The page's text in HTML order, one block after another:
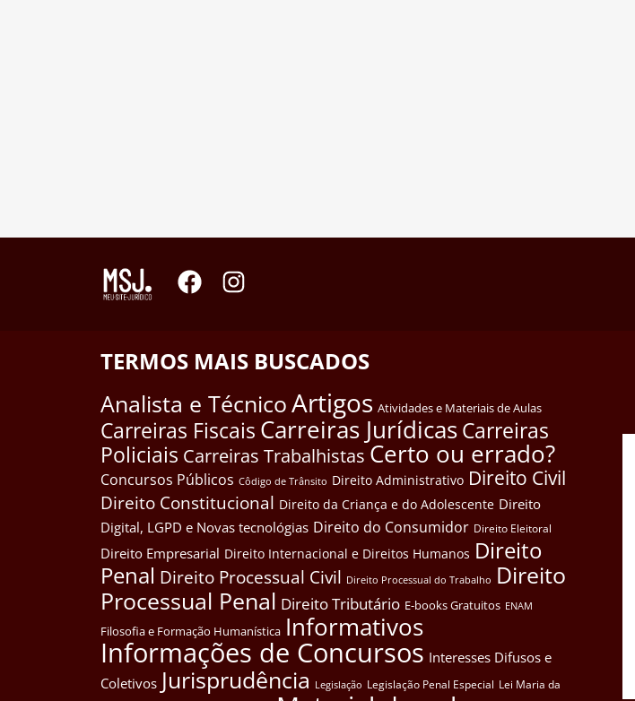
TERMOS MAIS BUSCADOS
Analista e TécnicoArtigos Atividades e Materiais de Aulas
Carreiras Fiscais Carreiras JurídicasCarreiras
Policiais Carreiras Trabalhistas Certo ou errado?
Concursos Públicos Côdigo de Trânsito Direito Administrativo Direito Civil
Direito Constitucional Direito da Criança e do Adolescente Direito
Digital, LGPD e Novas tecnológias Direito do Consumidor Direito Eleitoral
Direito Empresarial Direito Internacional e Direitos Humanos Direito
Penal Direito Processual Civil Direito Processual do Trabalho Direito
Processual Penal Direito Tributário E-books Gratuitos ENAM
Filosofia e Formação Humanística Informativos
Informações de Concursos Interesses Difusos e
Coletivos Jurisprudência Legislação Legislação Penal Especial Lei Maria da